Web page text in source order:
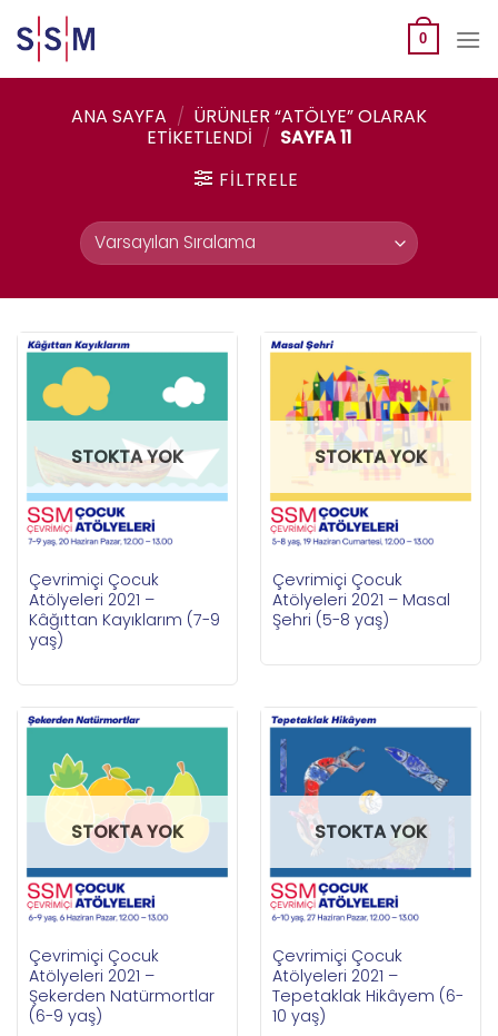
to
content
0
ANA SAYFA / ÜRÜNLER “ATÖLYE” OLARAK
ETIKETLENDI / SAYFA 11
FILTRELE
STOKTA YOK
Çevrimiçi Çocuk
Atölyeleri 2021 –
Kâğıttan Kayıklarım (7-9
yaş)
STOKTA YOK
Çevrimiçi Çocuk
Atölyeleri 2021 – Masal
Şehri (5-8 yaş)
STOKTA YOK
Çevrimiçi Çocuk
Atölyeleri 2021 –
Şekerden Natürmortlar
(6-9 yaş)
STOKTA YOK
Çevrimiçi Çocuk
Atölyeleri 2021 –
Tepetaklak Hikâyem (6-
10 yaş)